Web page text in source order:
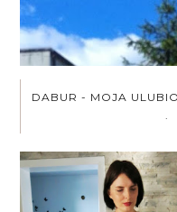
DABUR - MOJA
.